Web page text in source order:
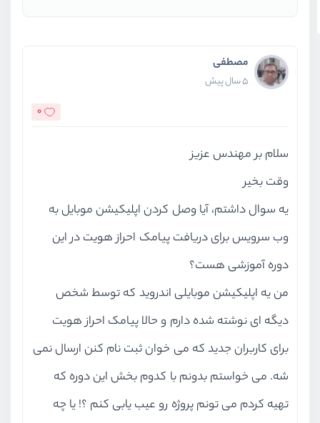
مصطفی
5 سال پیش
0
سلام بر مهندس عزیز
وقت بخیر
یه سوال داشتم، آیا وصل کردن اپلیکیشن موبایل به
وب سرویس برای دریافت پیامک احراز هویت در این
دوره آموزشی هست؟
من یه اپلیکیشن موبایلی اندروید که توسط شخص
دیگه ای نوشته شده دارم و حالا پیامک احراز هویت
برای کاربران جدید که می خوان ثبت نام کنن ارسال نمی
شه. می خواستم بدونم با کدوم بخش این دوره که
تهیه کردم می تونم پروژه رو عیب یابی کنم ؟! یا چه